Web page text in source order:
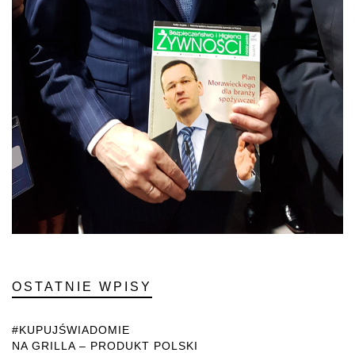
OSTATNIE WPISY
#KUPUJŚWIADOMIE
NA GRILLA – PRODUKT POLSKI